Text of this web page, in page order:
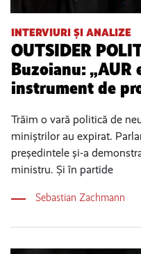
INTERVIURI ȘI ANALIZE
OUTSIDER
Buzoianu: „AUR
instrument de
Trăim o vară politică de
miniștrilor au expirat.
președintele și-a
ministru. Și în partide
Sebastian Zachmann